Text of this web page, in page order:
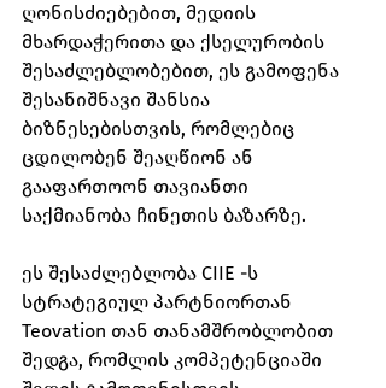
ღონისძიებებით, მედიის
მხარდაჭერითა და ქსელურობის
შესაძლებლობებით, ეს გამოფენა
შესანიშნავი შანსია
ბიზნესებისთვის, რომლებიც
ცდილობენ შეაღწიონ ან
გააფართოონ თავიანთი
საქმიანობა ჩინეთის ბაზარზე.
ეს შესაძლებლობა CIIE -ს
სტრატეგიულ პარტნიორთან
Teovation თან თანამშრობლობით
შედგა, რომლის კომპეტენციაში